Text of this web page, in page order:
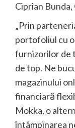
Ciprian Bunda,
„Prin
portofoliul cu
furnizorilor de
de top. Ne
magazinului
financiară
Mokka, o
întâmpinarea